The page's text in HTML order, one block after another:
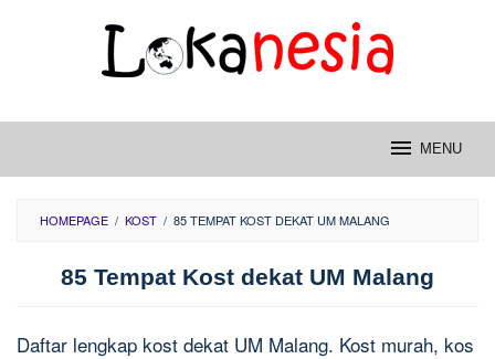
MENU
HOMEPAGE / KOST / 85 TEMPAT KOST DEKAT UM MALANG
85 Tempat Kost dekat UM Malang
Daftar lengkap kost dekat UM Malang. Kost murah, kos